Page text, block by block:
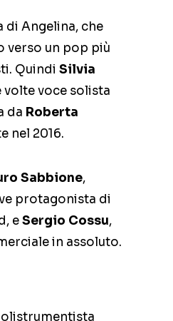
di Angelina, che
verso un pop più
Quindi Silvia
volte voce solista
da Roberta
nel 2016.
Sabbione,
protagonista di
eSergio Cossu,
in assoluto.